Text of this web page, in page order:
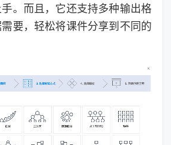
。而且，它还支持多种输出格
要，轻松将课件分享到不同的